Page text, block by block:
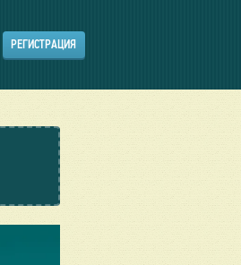
РЕГИСТРАЦИЯ